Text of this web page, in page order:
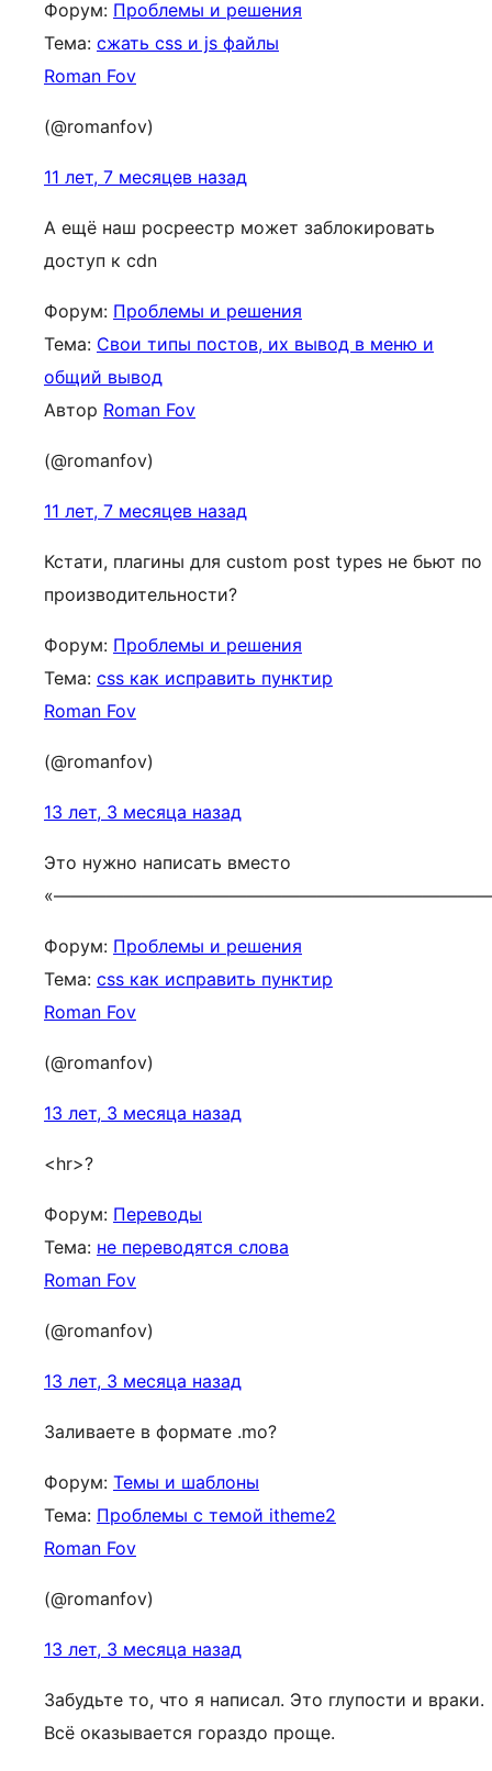
Форум: Проблемы и решения
Тема: сжать css и js файлы
Roman Fov
(@romanfov)
11 лет, 7 месяцев назад
А ещё наш росреестр может заблокировать
доступ к cdn
Форум: Проблемы и решения
Тема: Свои типы постов, их вывод в меню и
общий вывод
Автор Roman Fov
(@romanfov)
11 лет, 7 месяцев назад
Кстати, плагины для custom post types не бьют по
производительности?
Форум: Проблемы и решения
Тема: css как исправить пунктир
Roman Fov
(@romanfov)
13 лет, 3 месяца назад
Это нужно написать вместо
Форум: Проблемы и решения
Тема: css как исправить пунктир
Roman Fov
(@romanfov)
13 лет, 3 месяца назад
<hr>?
Форум: Переводы
Тема: не переводятся слова
Roman Fov
(@romanfov)
13 лет, 3 месяца назад
Заливаете в формате .mo?
Форум: Темы и шаблоны
Тема: Проблемы с темой itheme2
Roman Fov
(@romanfov)
13 лет, 3 месяца назад
Забудьте то, что я написал. Это глупости и враки.
Всё оказывается гораздо проще.